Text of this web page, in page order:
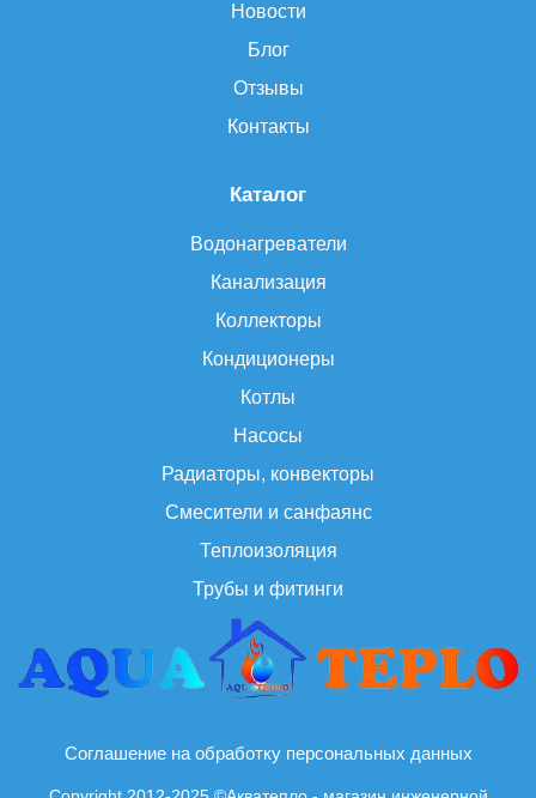
Каталог
Водонагреватели
Канализация
Коллекторы
Кондиционеры
Котлы
Насосы
Радиаторы, конвекторы
Смесители и санфаянс
Теплоизоляция
Трубы и фитинги
Новости
Блог
Отзывы
Контакты
Соглашение на обработку персональных данных